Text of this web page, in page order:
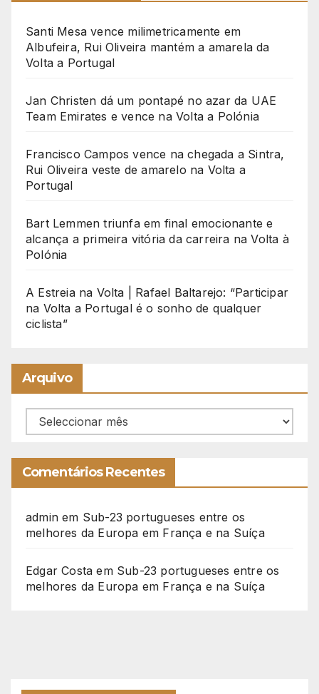
Santi Mesa vence milimetricamente em
Albufeira, Rui Oliveira mantém a amarela da
Volta a Portugal
Jan Christen dá um pontapé no azar da UAE
Team Emirates e vence na Volta a Polónia
Francisco Campos vence na chegada a Sintra,
Rui Oliveira veste de amarelo na Volta a
Portugal
Bart Lemmen triunfa em final emocionante e
alcança a primeira vitória da carreira na Volta à
Polónia
A Estreia na Volta | Rafael Baltarejo: “Participar
na Volta a Portugal é o sonho de qualquer
ciclista”
Arquivo
Arquivo
Comentários Recentes
admin em Sub-23 portugueses entre os
melhores da Europa em França e na Suíça
Edgar Costa em Sub-23 portugueses entre os
melhores da Europa em França e na Suíça